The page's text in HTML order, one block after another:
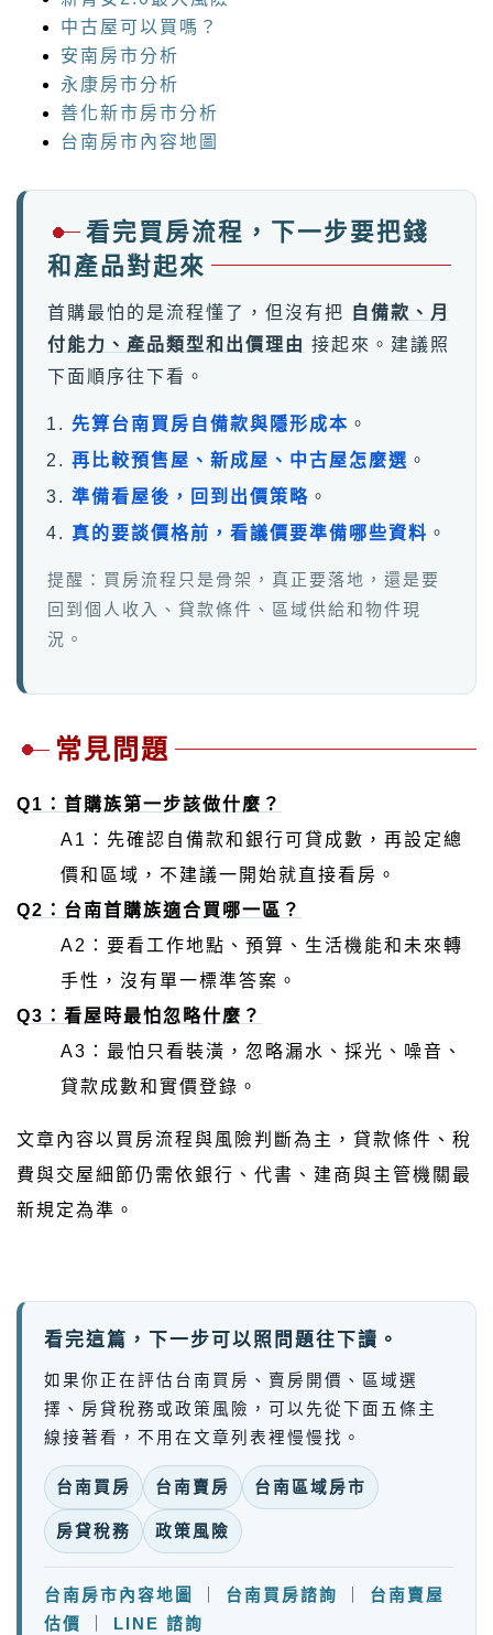
中古屋可以買嗎？
安南房市分析
永康房市分析
善化新市房市分析
台南房市內容地圖
看完買房流程，下一步要把錢
和產品對起來
首購最怕的是流程懂了，但沒有把
自備款、月
付能力、產品類型和出價理由 接起來。建議照
下面順序往下看。
先算台南買房自備款與隱形成本 。
再比較預售屋、新成屋、中古屋怎麼選 。
準備看屋後，回到出價策略 。
真的要談價格前，看議價要準備哪些資料 。
提醒：買房流程只是骨架，真正要落地，還是要
回到個人收入、貸款條件、區域供給和物件現
況。
常見問題
Q1：首購族第一步該做什麼？
A1：先確認自備款和銀行可貸成數，再設定總
價和區域，不建議一開始就直接看房。
Q2：台南首購族適合買哪一區？
A2：要看工作地點、預算、生活機能和未來轉
手性，沒有單一標準答案。
Q3：看屋時最怕忽略什麼？
A3：最怕只看裝潢，忽略漏水、採光、噪音、
貸款成數和實價登錄。
文章內容以買房流程與風險判斷為主，貸款條件、稅
費與交屋細節仍需依銀行、代書、建商與主管機關最
新規定為準。
看完這篇，下一步可以照問題往下讀。
如果你正在評估台南買房、賣房開價、區域選
擇、房貸稅務或政策風險，可以先從下面五條主
線接著看，不用在文章列表裡慢慢找。
台南買房 台南賣房 台南區域房市
房貸稅務 政策風險
台南房市內容地圖 台南買房諮詢
台南賣屋
估價
LINE 諮詢